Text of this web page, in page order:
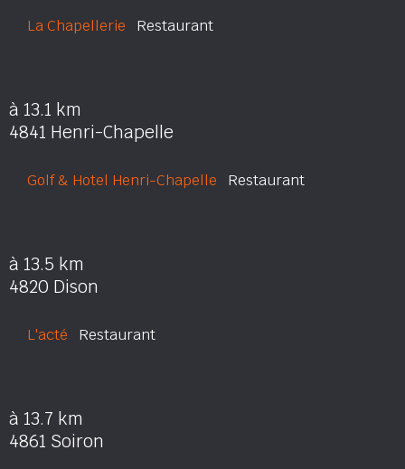
La Chapellerie Restaurant
à 13.1 km
4841 Henri-Chapelle
Golf & Hotel Henri-Chapelle Restaurant
à 13.5 km
4820 Dison
L'acté Restaurant
à 13.7 km
4861 Soiron